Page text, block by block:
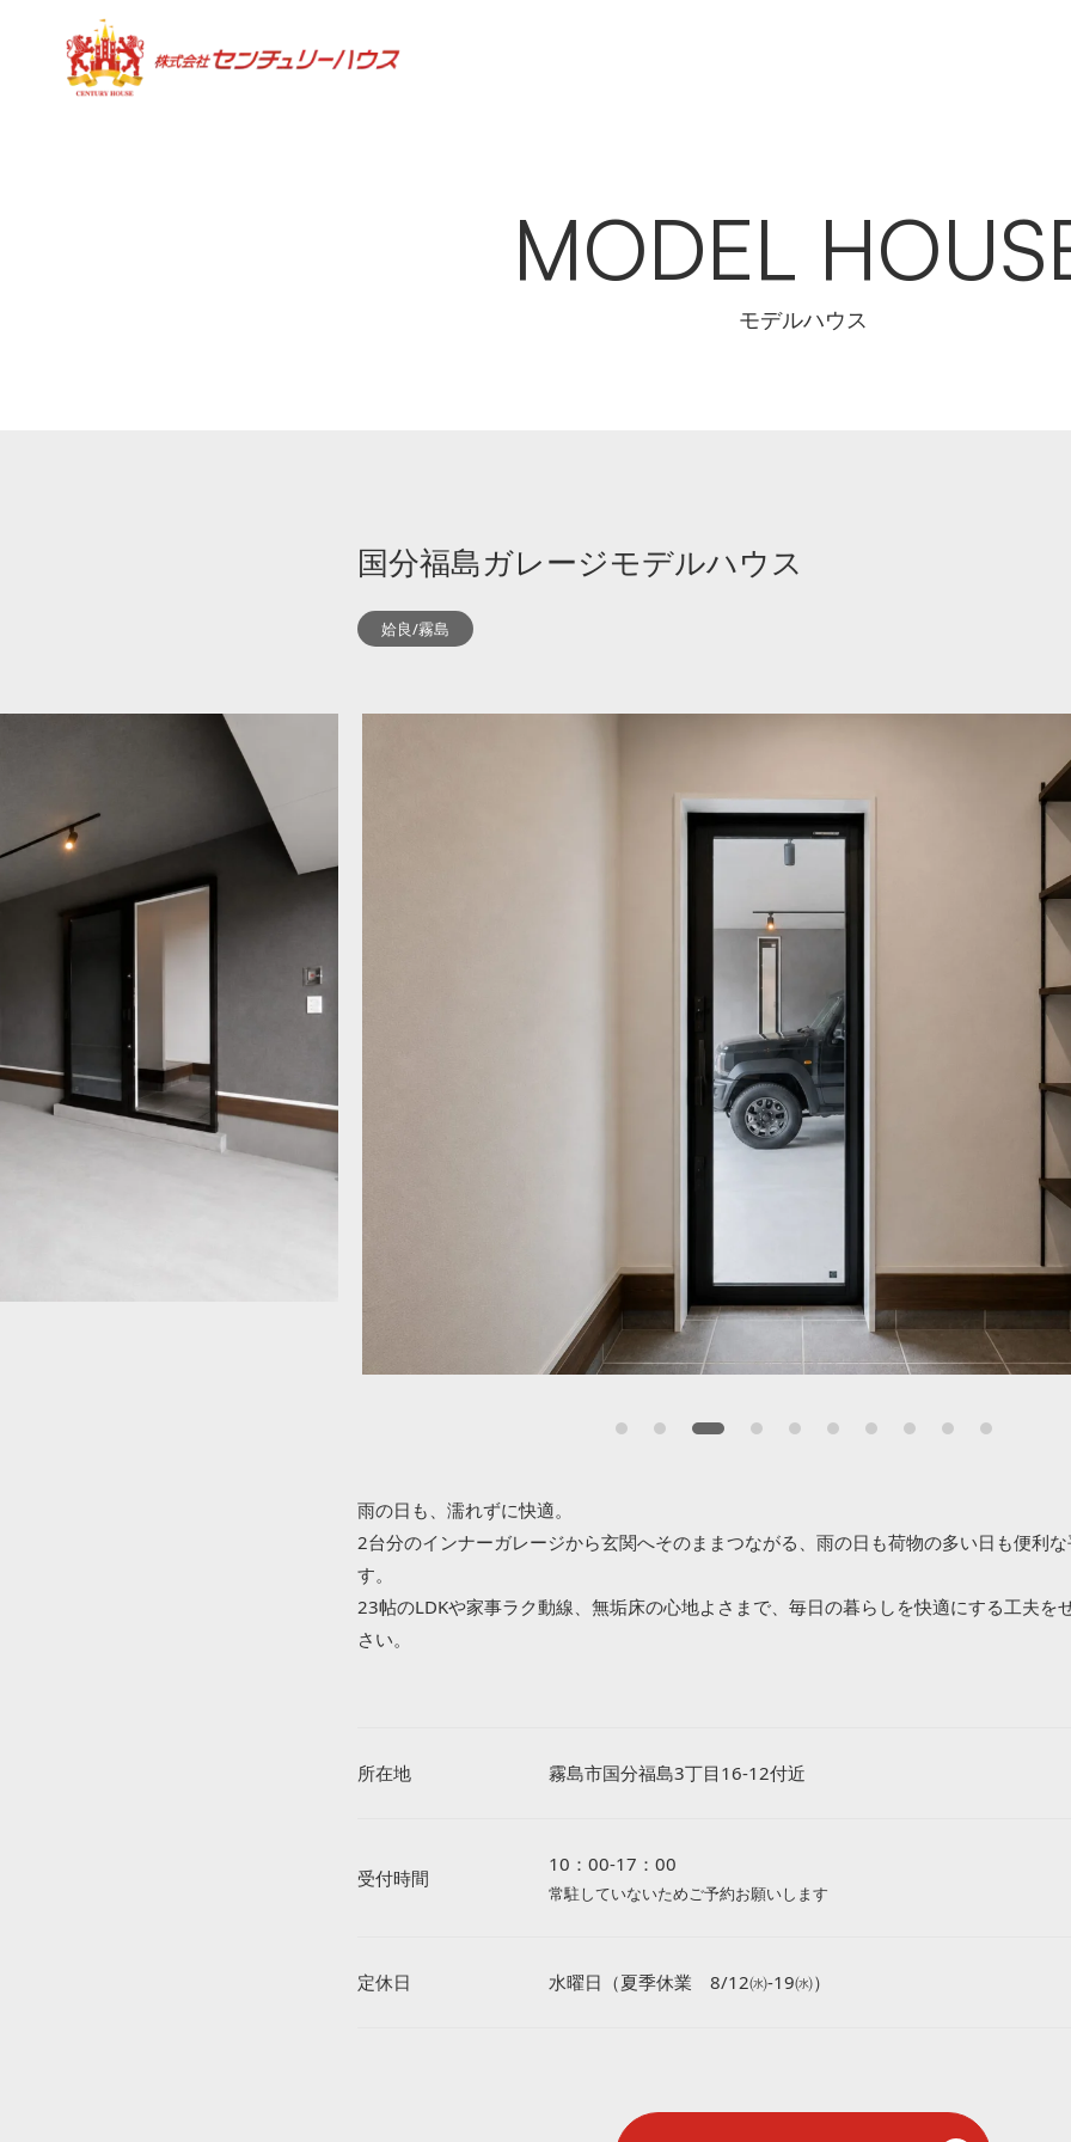
MODEL
モデルハウス
国分福島ガレージモデルハウス
姶良/霧島
雨の日も、濡れずに快適。
2台分のインナーガレージから玄関へそのままつながる、雨の日も荷物の多い日も便利
す。
23帖のLDKや家事ラク動線、無垢床の心地よさまで、毎日の暮らしを快適にする工夫を
さい。
所在地 霧島市国分福島3丁目16-12付近
受付時間
10：00-17：00
常駐していないためご予約お願いします
定休日 水曜日（夏季休業 8/12㈬-19㈬）